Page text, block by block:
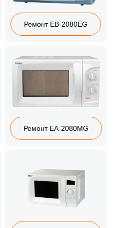
Ремонт EB-2080EG
Ремонт EA-2080MG